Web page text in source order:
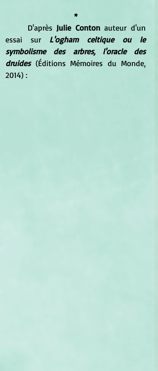
*
	D'après
Julie Conton auteur d'un
essai sur L'ogham celtique ou le
symbolisme des arbres, l'oracle des
druides (Éditions Mémoires du Monde,
2014) :